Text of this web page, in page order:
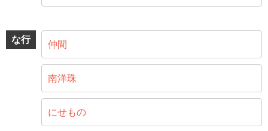
な行 仲間
南洋珠
にせもの